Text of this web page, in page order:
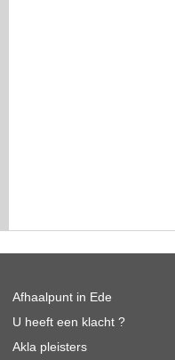
Afhaalpunt in Ede
U heeft een klacht ?
Akla pleisters